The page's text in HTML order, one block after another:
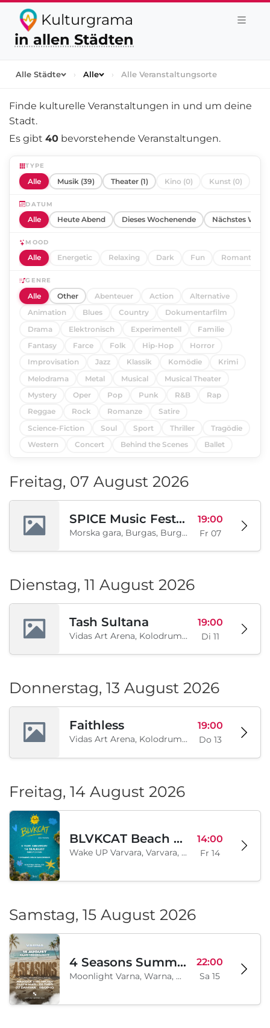
Kulturgrama
in allen Städten
Alle Städte › Alle › Alle Veranstaltungsorte
Finde kulturelle Veranstaltungen in und um deine
Stadt.
Es gibt 40 bevorstehende Veranstaltungen.
TYPE
Alle Musik (39) Theater (1) Kino (0) Kunst (0)
DATUM
Alle Heute Abend Dieses Wochenende Nächstes
MOOD
Alle Energetic Relaxing Dark Fun Romantic
GENRE
Alle Other Abenteuer Action
Alternative
Animation
Blues Country
Dokumentarfilm
Drama
Elektronisch Experimentell
Familie
Fantasy
Farce Folk Hip-Hop
Horror
Improvisation
Jazz Klassik Komödie
Krimi
Melodrama
Metal Musical
Musical Theater
Mystery
Oper Pop Punk R&B
Rap
Reggae
Rock Romanze
Satire
Science-Fiction
Soul Sport Thriller
Tragödie
Western
Concert Behind the Scenes Ballet
Freitag, 07 August 2026
SPICE Music Festival 2026
Morska gara, Burgas, Burgas, BG
19:00
Fr 07
Dienstag, 11 August 2026
Tash Sultana
Vidas Art Arena, Kolodrum, Borisova gradina, Sofia, BG
19:00
Di 11
Donnerstag, 13 August 2026
Faithless
Vidas Art Arena, Kolodrum, Borisova gradina, Sofia, BG
19:00
Do 13
Freitag, 14 August 2026
BLVKCAT Beach Festival 2026, Wake up Varvara
Wake UP Varvara, Varvara, BG
14:00
Fr 14
Samstag, 15 August 2026
4 Seasons Summer Edition
Moonlight Varna, Warna, BG
22:00
Sa 15